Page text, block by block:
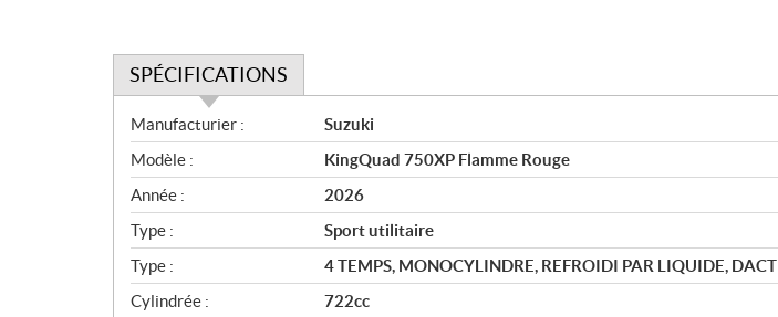
SPÉCIFICATIONS
S
p
é
c
i
f
i
c
Manufacturier :
Suzuki
Modèle :
KingQuad 750XP Flamme Rouge
Année :
2026
Type :
Sport utilitaire
Type :
4 TEMPS, MONOCYLINDRE, REFROIDI PAR LIQUIDE, DACT
Cylindrée :
722cc